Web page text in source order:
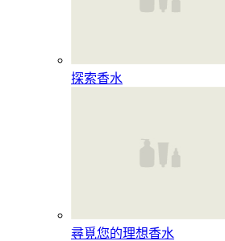
探索香水​
尋覓您的理想香水​